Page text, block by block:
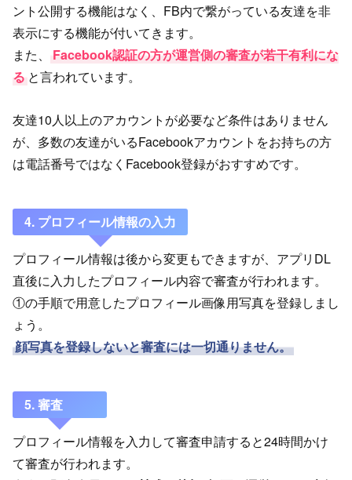
ント公開する機能はなく、FB内で繋がっている友達を非
表示にする機能が付いてきます。
また、
Facebook認証の方が運営側の審査が若干有利にな
る と言われています。
友達10人以上のアカウントが必要など条件はありません
が、多数の友達がいるFacebookアカウントをお持ちの方
は電話番号ではなくFacebook登録がおすすめです。
4. プロフィール情報の入力
プロフィール情報は後から変更もできますが、アプリDL
直後に入力したプロフィール内容で審査が行われます。
①の手順で用意したプロフィール画像用写真を登録しまし
ょう。
顔写真を登録しないと審査には一切通りません。
5. 審査
プロフィール情報を入力して審査申請すると24時間かけ
て審査が行われます。